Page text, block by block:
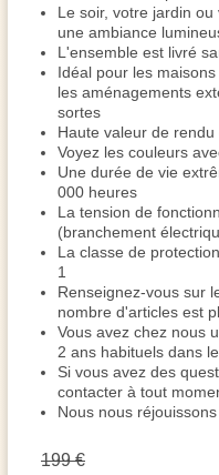
Le soir, votre jardin
une ambiance
L'ensemble est livré
Idéal pour les
les aménagements
sortes
Haute valeur de
Voyez les couleurs
Une durée de vie
000 heures
La tension de
(branchement
La classe de
1
Renseignez-vous sur
nombre d'articles est
Vous avez chez nous
2 ans habituels dans
Si vous avez des
contacter à tout
Nous nous
199 €